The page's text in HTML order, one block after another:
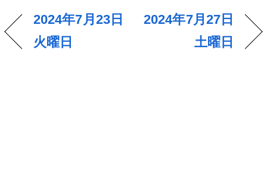
2024年7月23日
火曜日
2024年7月27日
土曜日